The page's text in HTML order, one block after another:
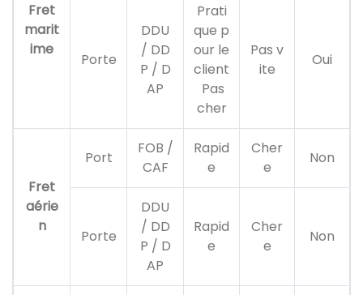
Fret
marit
ime
Porte
DDU
/ DD
P / D
AP
Prati
que p
our le
client
Pas
cher
Pas v
ite
Oui
Fret
aérie
n
Port
FOB /
CAF
Rapid
e
Cher
e
Non
Porte
DDU
/ DD
P / D
AP
Rapid
e
Cher
e
Non